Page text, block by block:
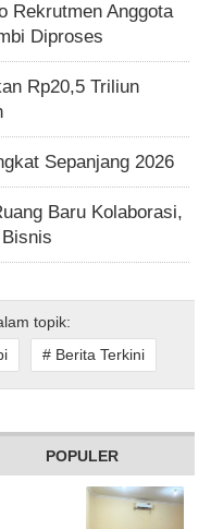
Rekrutmen Anggota
Diproses
Rp20,5 Triliun
Sepanjang 2026
Baru Kolaborasi,
topik:
# Berita Terkini
POPULER